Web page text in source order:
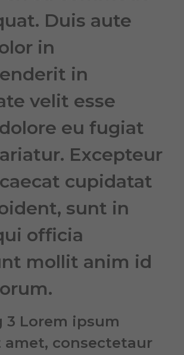
Duis aute
in
in
velit esse
eu fugiat
Excepteur
cupidatat
sunt in
officia
mollit anim id
3 Lorem ipsum
amet, consectetaur